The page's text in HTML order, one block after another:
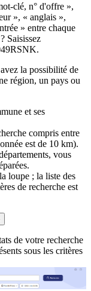
clé, n° d'offre »,
», « anglais »,
» entre chaque
Saisissez
la possibilité de
région, un pays ou
et ses
compris entre
est de 10 km).
vous
loupe ; la liste des
de recherche est
de votre recherche
sous les critères